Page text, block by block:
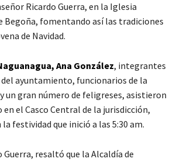
Ricardo Guerra, en la Iglesia
Begoña, fomentando así las tradiciones
de Navidad.
Ana González, integrantes
ayuntamiento, funcionarios de la
un gran número de feligreses, asistieron
el Casco Central de la jurisdicción,
festividad que inició a las 5:30 am.
Guerra, resaltó que la Alcaldía de